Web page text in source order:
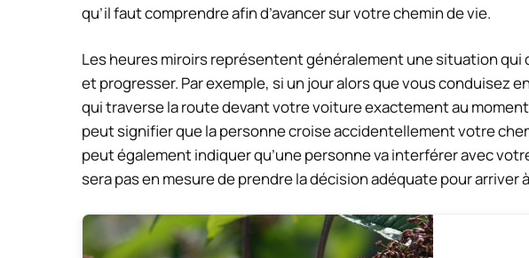
qu’il faut comprendre afin d’avancer sur votre chemin de vie.
Les heures miroirs représentent généralement une situation
et progresser. Par exemple, si un jour alors que vous conduisez
qui traverse la route devant votre voiture exactement au
peut signifier que la personne croise accidentellement votre
peut également indiquer qu’une personne va interférer avec
sera pas en mesure de prendre la décision adéquate pour